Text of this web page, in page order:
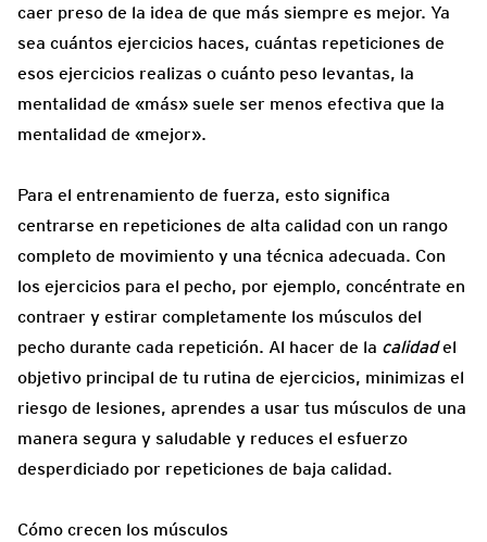
caer preso de la idea de que más siempre es mejor. Ya
sea cuántos ejercicios haces, cuántas repeticiones de
esos ejercicios realizas o cuánto peso levantas, la
mentalidad de «más» suele ser menos efectiva que la
mentalidad de «mejor».
Para el entrenamiento de fuerza, esto significa
centrarse en repeticiones de alta calidad con un rango
completo de movimiento y una técnica adecuada. Con
los ejercicios para el pecho, por ejemplo, concéntrate en
contraer y estirar completamente los músculos del
pecho durante cada repetición. Al hacer de la calidadel
objetivo principal de tu rutina de ejercicios, minimizas el
riesgo de lesiones, aprendes a usar tus músculos de una
manera segura y saludable y reduces el esfuerzo
desperdiciado por repeticiones de baja calidad.
Cómo crecen los músculos